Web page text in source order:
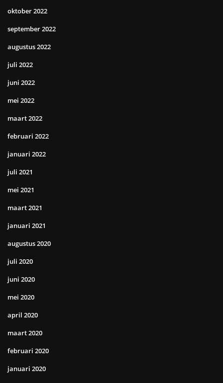
oktober 2022
september 2022
augustus 2022
juli 2022
juni 2022
mei 2022
maart 2022
februari 2022
januari 2022
juli 2021
mei 2021
maart 2021
januari 2021
augustus 2020
juli 2020
juni 2020
mei 2020
april 2020
maart 2020
februari 2020
januari 2020